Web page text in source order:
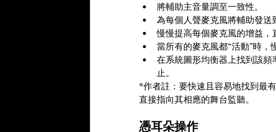
將輔助主音量調至一致性。
為每個人聲麥克風將輔助發送
慢慢提高每個麥克風的增益，
當所有的麥克風都“活動”時，
在系統圖形均衡器上找到該
止。
*作者註：要快速且容易地找到最
直接指向其相應的舞台監聽。
憑耳朵操作